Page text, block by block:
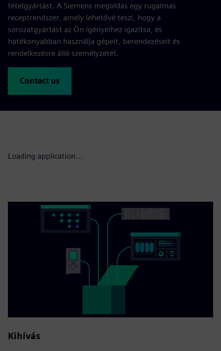
tételgyártást. A Siemens megoldás egy rugalmas
receptrendszer, amely lehetővé teszi, hogy a
sorozatgyártást az Ön igényeihez igazítsa, és
hatékonyabban használja gépeit, berendezéseit és
rendelkezésre álló személyzetét.
Contact us
Loading application...
Kihívás